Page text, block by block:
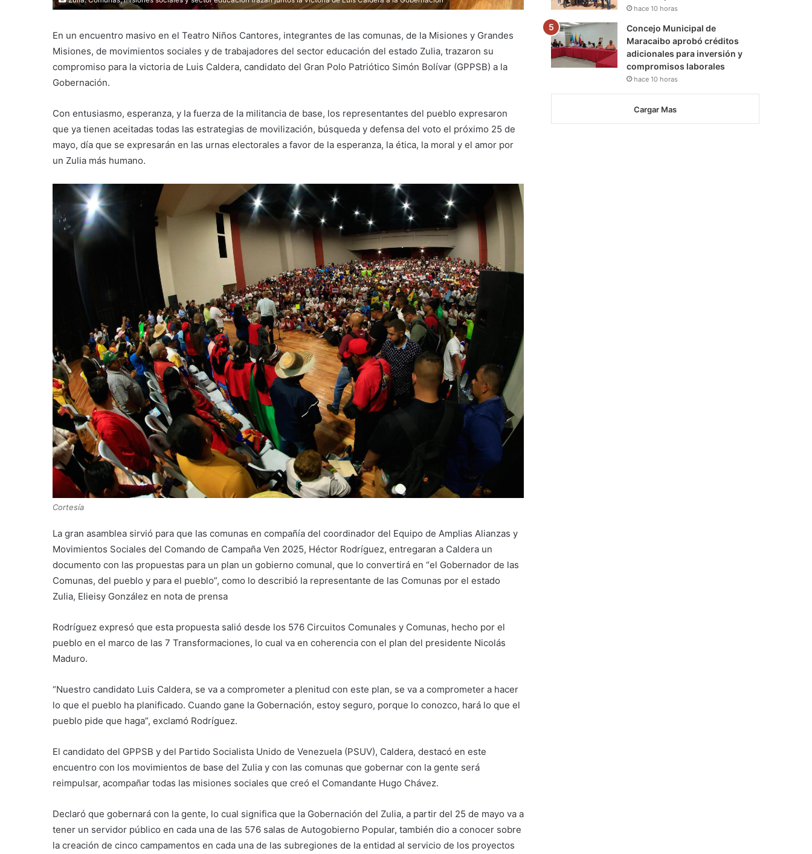
En un encuentro masivo en el Teatro Niños Cantores, integrantes de las comunas, de la Misiones y Grandes
Misiones, de movimientos sociales y de trabajadores del sector educación del estado Zulia, trazaron su
compromiso para la victoria de Luis Caldera, candidato del Gran Polo Patriótico Simón Bolívar (GPPSB) a la
Gobernación.
Con entusiasmo, esperanza, y la fuerza de la militancia de base, los representantes del pueblo expresaron
que ya tienen aceitadas todas las estrategias de movilización, búsqueda y defensa del voto el próximo 25 de
mayo, día que se expresarán en las urnas electorales a favor de la esperanza, la ética, la moral y el amor por
un Zulia más humano.
Cortesía
La gran asamblea sirvió para que las comunas en compañía del coordinador del Equipo de Amplias Alianzas y
Movimientos Sociales del Comando de Campaña Ven 2025, Héctor Rodríguez, entregaran a Caldera un
documento con las propuestas para un plan un gobierno comunal, que lo convertirá en “el Gobernador de las
Comunas, del pueblo y para el pueblo”, como lo describió la representante de las Comunas por el estado
Zulia, Elieisy González en nota de prensa
Rodríguez expresó que esta propuesta salió desde los 576 Circuitos Comunales y Comunas, hecho por el
pueblo en el marco de las 7 Transformaciones, lo cual va en coherencia con el plan del presidente Nicolás
Maduro.
“Nuestro candidato Luis Caldera, se va a comprometer a plenitud con este plan, se va a comprometer a hacer
lo que el pueblo ha planificado. Cuando gane la Gobernación, estoy seguro, porque lo conozco, hará lo que el
pueblo pide que haga”, exclamó Rodríguez.
El candidato del GPPSB y del Partido Socialista Unido de Venezuela (PSUV), Caldera, destacó en este
encuentro con los movimientos de base del Zulia y con las comunas que gobernar con la gente será
reimpulsar, acompañar todas las misiones sociales que creó el Comandante Hugo Chávez.
Declaró que gobernará con la gente, lo cual significa que la Gobernación del Zulia, a partir del 25 de mayo va a
tener un servidor público en cada una de las 576 salas de Autogobierno Popular, también dio a conocer sobre
la creación de cinco campamentos en cada una de las subregiones de la entidad al servicio de los proyectos
hace 10 horas
Concejo Municipal de
Maracaibo aprobó créditos
adicionales para inversión y
compromisos laborales
hace 10 horas
Cargar Mas